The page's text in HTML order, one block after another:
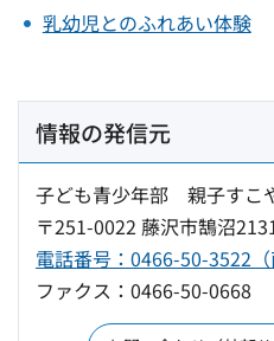
乳幼児とのふれあい体験
情報の発信元
子ども青少年部 親子すこ
〒251-0022 藤沢市鵠沼
電話番号：0466-50-3522（
ファクス：0466-50-0668